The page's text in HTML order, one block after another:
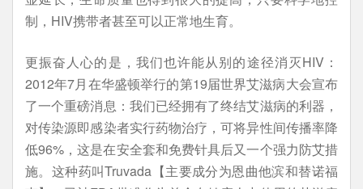
制，HIV携带者甚至可以正常地生育。
更振奋人心的是，我们也许能从别的途径消灭HIV：
2012年7月在华盛顿举行的第19届世界艾滋病大会宣布
了一个重磅消息：我们已经拥有了终结艾滋病的利器，
对传染源即感染者实行药物治疗，可将异性间传播率降
低96%，这是在安全套和免费针具后又一个强力防艾措
施。这种药叫Truvada【主要成分为恩曲他滨和替诺福